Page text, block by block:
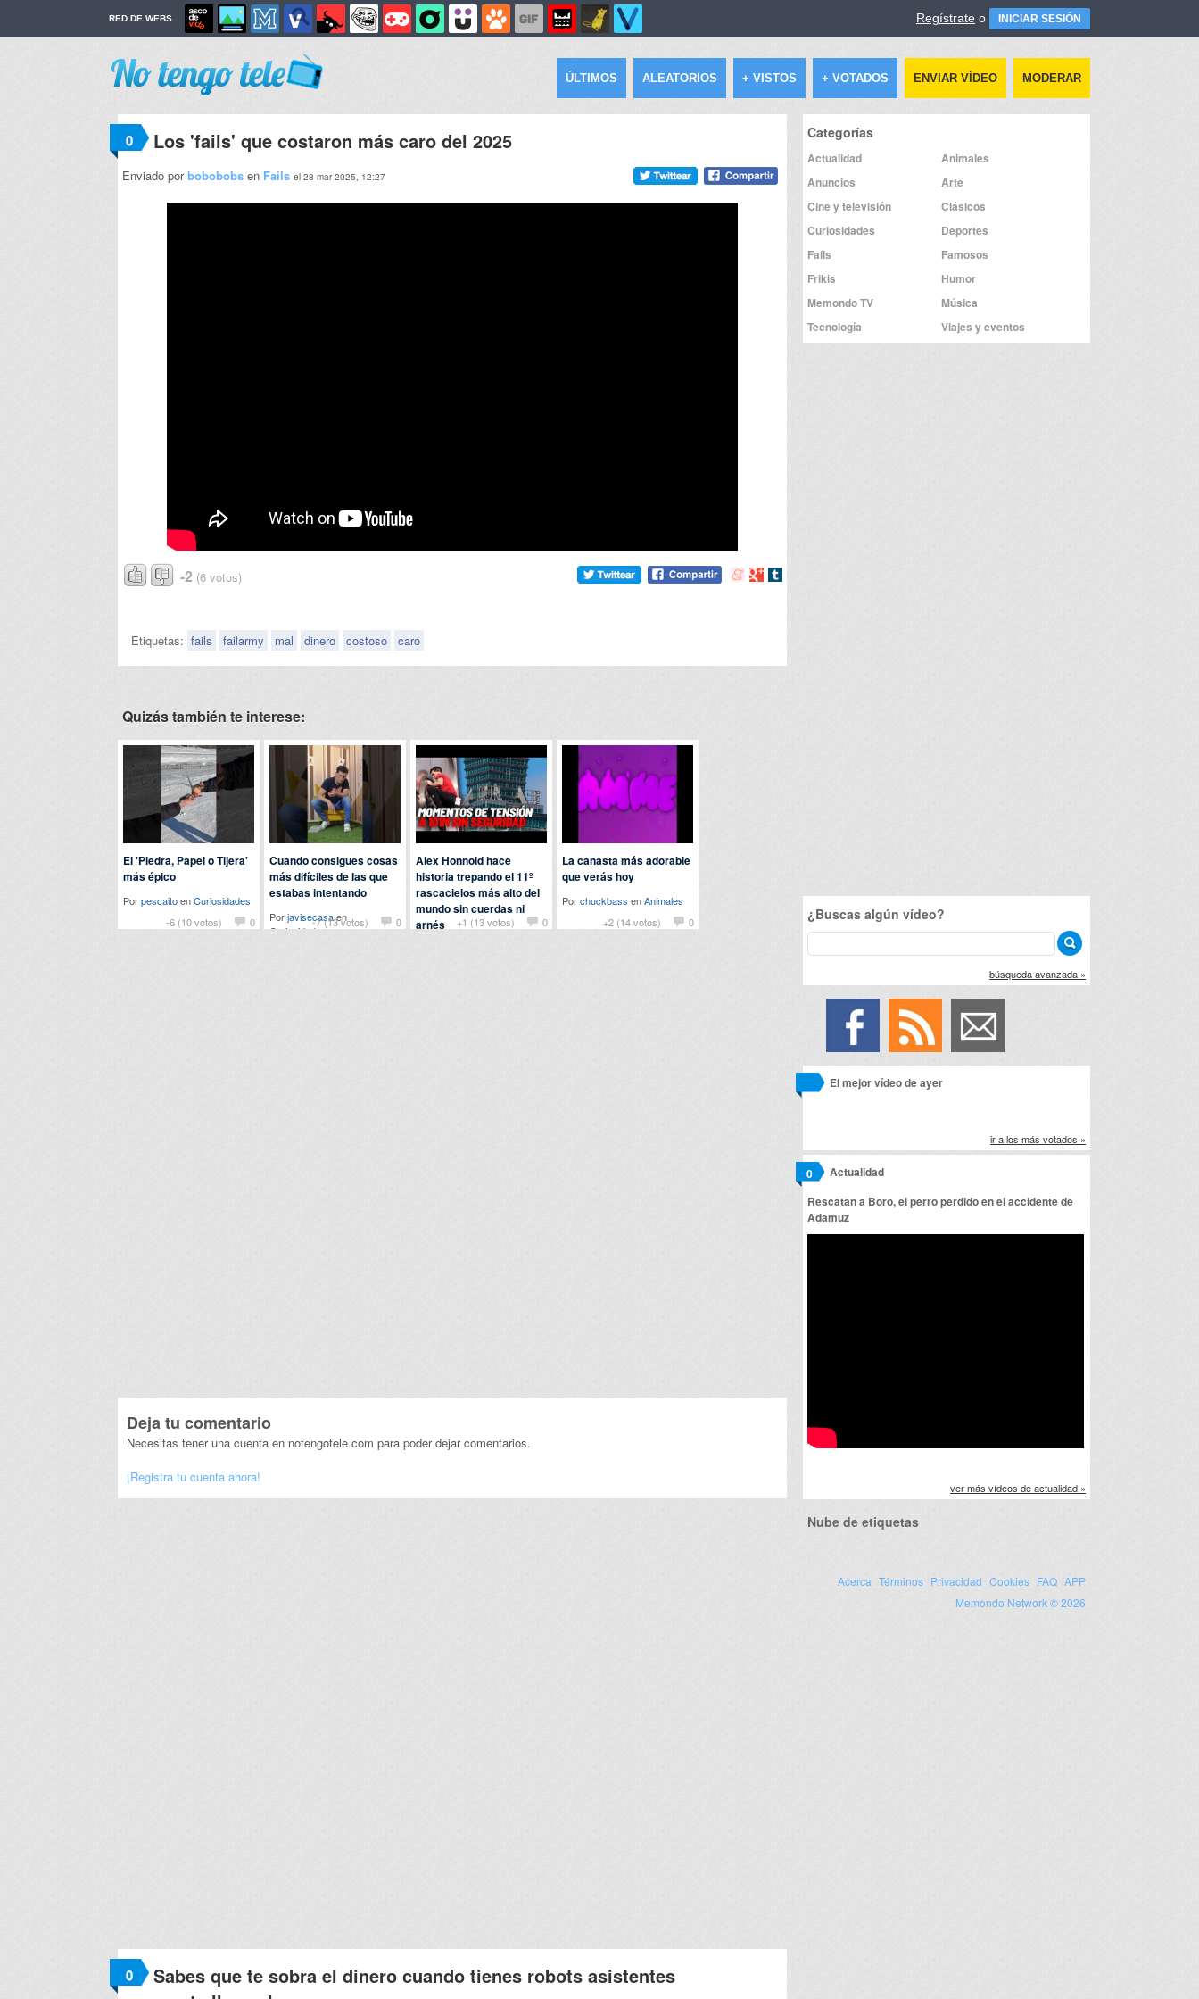
RED DE WEBS Regístrate o INICIAR SESIÓN
ÚLTIMOS ALEATORIOS + VISTOS + VOTADOS ENVIAR VÍDEO MODERAR
0 Los 'fails' que costaron más caro del 2025
Enviado porbobobobs en Fails el 28 mar 2025, 12:27
-2 (6 votos)
Compartir
Compartir
Compartir
Etiquetas: fails failarmy mal dinero costoso caro
Quizás también te interese:
-6 (10 votos) 0
El 'Piedra, Papel o Tijera'
más épico
PorpescaitoenCuriosidades
-7 (13 votos)
0
Cuando consigues cosas
más difíciles de las que
estabas intentando
Porjavisecasaen
Curiosidades
+1 (13 votos) 0
Alex Honnold hace
historia trepando el 11º
rascacielos más alto del
mundo sin cuerdas ni
arnés
+2 (14 votos) 0
La canasta más adorable
que verás hoy
Porchuckbass enAnimales
Deja tu comentario
Necesitas tener una cuenta en notengotele.com para poder dejar comentarios.
¡Registra tu cuenta ahora!
0
Sabes que te sobra el dinero cuando tienes robots asistentes
Categorías
Actualidad
Animales
Anuncios
Arte
Cine y televisión
Clásicos
Curiosidades
Deportes
Fails
Famosos
Frikis
Humor
Memondo TV
Música
Tecnología
Viajes y eventos
¿Buscas algún vídeo?
búsqueda avanzada »
El mejor vídeo de ayer
ir a los más votados »
Actualidad
0
Rescatan a Boro, el perro perdido en el accidente de
Adamuz
ver más vídeos de actualidad »
Nube de etiquetas
Acerca Términos Privacidad Cookies FAQ APP
Memondo Network © 2026